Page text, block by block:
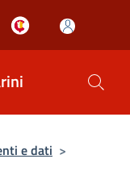
e dati >